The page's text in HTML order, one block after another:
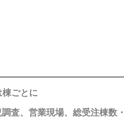
ごとに
査、営業現場、総受注棟数